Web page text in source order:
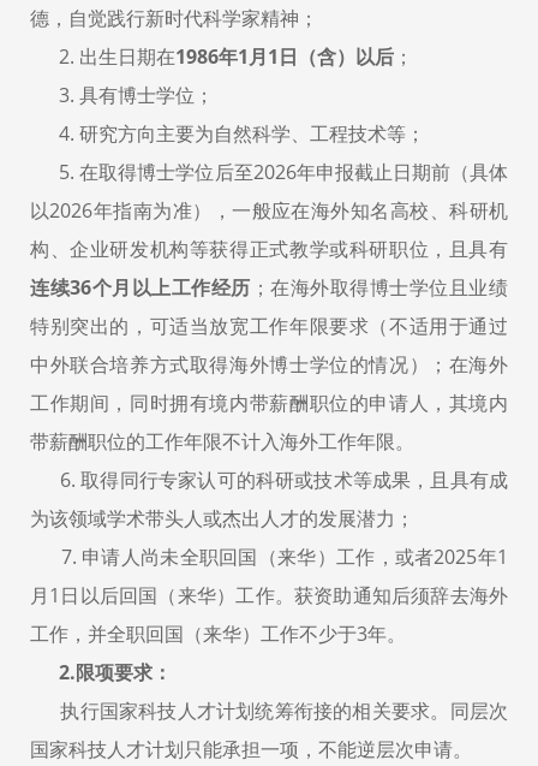
德，自觉践行新时代科学家精神；
2. 出生日期在1986年1月1日（含）以后 ；
3. 具有博士学位；
4. 研究方向主要为自然科学、工程技术等；
5. 在取得博士学位后至2026年申报截止日期前（具体
以2026年指南为准），一般应在海外知名高校、科研机
构、企业研发机构等获得正式教学或科研职位，且具有
连续36个月以上工作经历 ；在海外取得博士学位且业绩
特别突出的，可适当放宽工作年限要求（不适用于通过
中外联合培养方式取得海外博士学位的情况）；在海外
工作期间，同时拥有境内带薪酬职位的申请人，其境内
带薪酬职位的工作年限不计入海外工作年限。
6. 取得同行专家认可的科研或技术等成果，且具有成
为该领域学术带头人或杰出人才的发展潜力；
7. 申请人尚未全职回国（来华）工作，或者2025年1
月1日以后回国（来华）工作。获资助通知后须辞去海外
工作，并全职回国（来华）工作不少于3年。
2.限项要求：
执行国家科技人才计划统筹衔接的相关要求。同层次
国家科技人才计划只能承担一项，不能逆层次申请。